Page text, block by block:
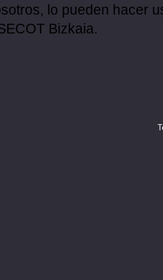
lo pueden hacer
Bizkaia.